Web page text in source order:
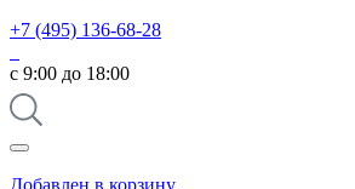
+7 (495) 136-68-28
с 9:00 до 18:00
Добавлен в корзину